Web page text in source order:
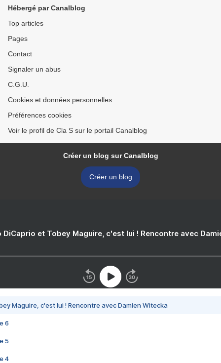
Hébergé par Canalblog
Top articles
Pages
Contact
Signaler un abus
C.G.U.
Cookies et données personnelles
Préférences cookies
Voir le profil de Cla S sur le portail Canalblog
Créer un blog sur Canalblog
Créer un blog
DiCaprio et Tobey Maguire, c'est lui ! Rencontre avec
Maguire, c'est lui ! Rencontre avec Damien Witecka
6
5
4